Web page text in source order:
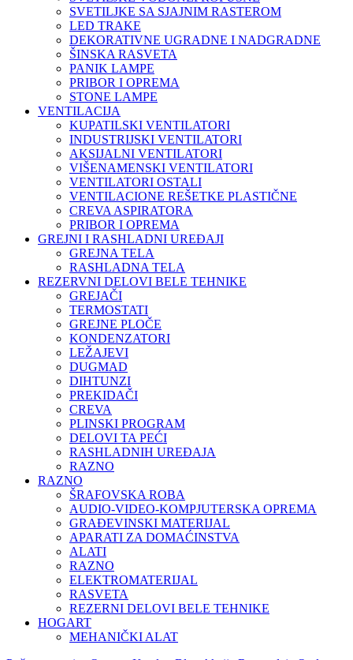
SVETILJKE SA SJAJNIM RASTEROM
LED TRAKE
DEKORATIVNE UGRADNE I NADGRADNE
ŠINSKA RASVETA
PANIK LAMPE
PRIBOR I OPREMA
STONE LAMPE
VENTILACIJA
KUPATILSKI VENTILATORI
INDUSTRIJSKI VENTILATORI
AKSIJALNI VENTILATORI
VIŠENAMENSKI VENTILATORI
VENTILATORI OSTALI
VENTILACIONE REŠETKE PLASTIČNE
CREVA ASPIRATORA
PRIBOR I OPREMA
GREJNI I RASHLADNI UREĐAJI
GREJNA TELA
RASHLADNA TELA
REZERVNI DELOVI BELE TEHNIKE
GREJAČI
TERMOSTATI
GREJNE PLOČE
KONDENZATORI
LEŽAJEVI
DUGMAD
DIHTUNZI
PREKIDAČI
CREVA
PLINSKI PROGRAM
DELOVI TA PEĆI
RASHLADNIH UREĐAJA
RAZNO
RAZNO
ŠRAFOVSKA ROBA
AUDIO-VIDEO-KOMPJUTERSKA OPREMA
GRAĐEVINSKI MATERIJAL
APARATI ZA DOMAĆINSTVA
ALATI
RAZNO
ELEKTROMATERIJAL
RASVETA
REZERNI DELOVI BELE TEHNIKE
HOGART
MEHANIČKI ALAT